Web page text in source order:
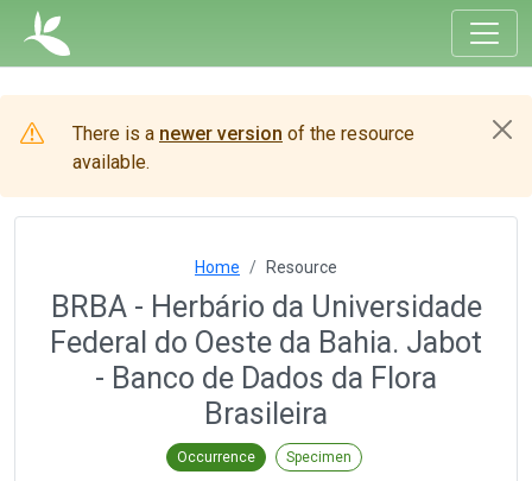
There is a newer version of the resource
available.
Home Resource
BRBA - Herbário da Universidade
Federal do Oeste da Bahia. Jabot
- Banco de Dados da Flora
Brasileira
Occurrence Specimen